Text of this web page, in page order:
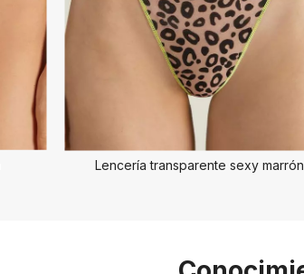
Lencería transparente sexy marrón